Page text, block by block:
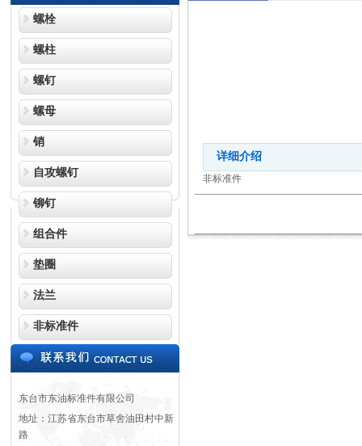
螺栓
螺柱
螺钉
螺母
销
自攻螺钉
铆钉
组合件
垫圈
法兰
非标准件
东台市东油标准件有限公司
地址：江苏省东台市草舍油田村中新
路
详细介绍
非标准件